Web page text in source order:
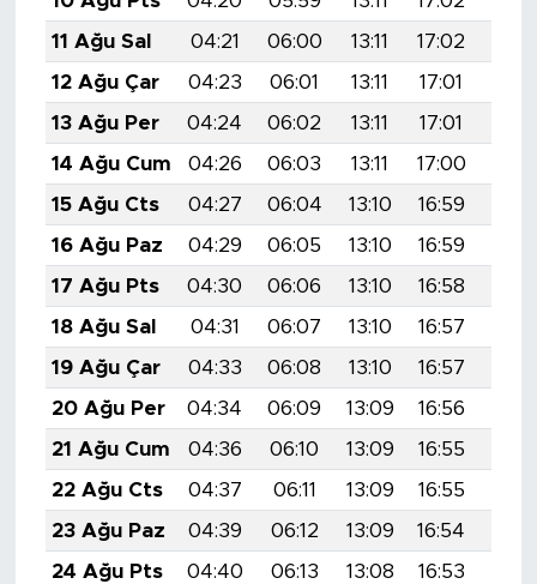
11 Ağu Sal
04:21 06:00 13:11 17:02
12 Ağu Çar
04:23 06:01 13:11 17:01
13 Ağu Per
04:24 06:02 13:11 17:01
14 Ağu Cum
04:26 06:03 13:11 17:00
15 Ağu Cts
04:27 06:04 13:10 16:59
16 Ağu Paz
04:29 06:05 13:10 16:59
17 Ağu Pts
04:30 06:06 13:10 16:58
18 Ağu Sal
04:31 06:07 13:10 16:57
19 Ağu Çar
04:33 06:08 13:10 16:57
20 Ağu Per
04:34 06:09 13:09 16:56
21 Ağu Cum
04:36 06:10 13:09 16:55
22 Ağu Cts
04:37 06:11 13:09 16:55
23 Ağu Paz
04:39 06:12 13:09 16:54
24 Ağu Pts
04:40 06:13 13:08 16:53